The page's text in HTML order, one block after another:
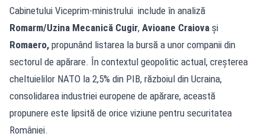
Cabinetului Viceprim-ministrului include în analiză
Romarm/Uzina Mecanică Cugir, Avioane Craiova și
Romaero, propunând listarea la bursă a unor companii din
sectorul de apărare. În contextul geopolitic actual, creșterea
cheltuielilor NATO la 2,5% din PIB, războiul din Ucraina,
consolidarea industriei europene de apărare, această
propunere este lipsită de orice viziune pentru securitatea
României.